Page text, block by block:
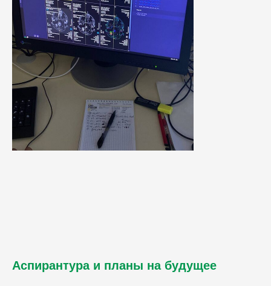
Аспирантура и планы на будущее